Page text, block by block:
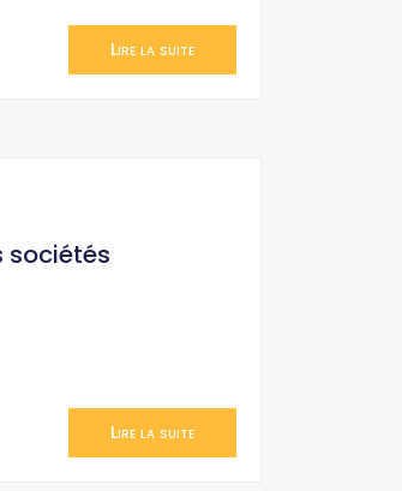
Lire la suite
sociétés
Lire la suite